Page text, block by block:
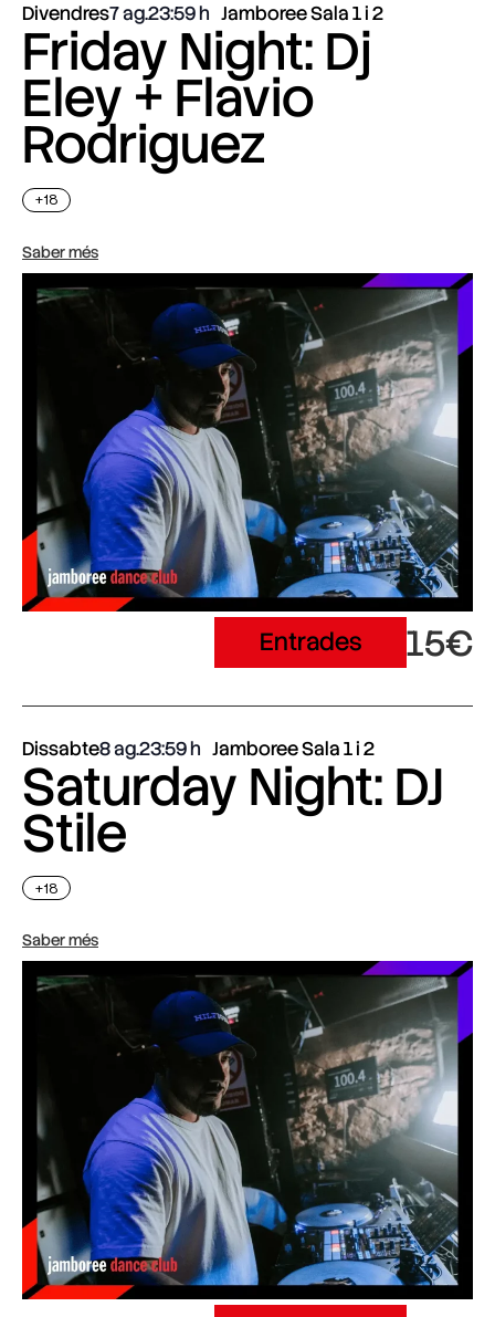
Divendres7 ag.23:59 Jamboree Sala 1 i 2
Friday Night: Dj
Eley + Flavio
Rodriguez
+18
Saber més
Entrades 15€
Dissabte8 ag.23:59 Jamboree Sala 1 i 2
Saturday Night: DJ
Stile
+18
Saber més